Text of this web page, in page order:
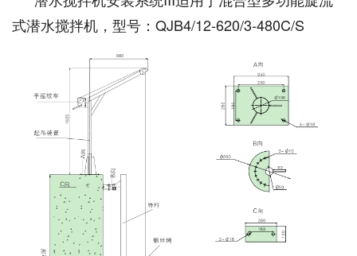
式潜水搅拌机，型号：QJB4/12-620/3-480C/S